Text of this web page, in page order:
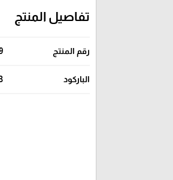
تفاصيل المنتج
رقم المنتج
الباركود